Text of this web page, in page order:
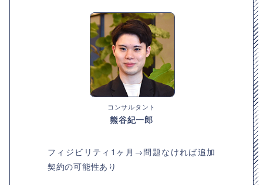
コンサルタント
熊谷紀一郎
フィジビリティ1ヶ月→問題なければ追加
契約の可能性あり